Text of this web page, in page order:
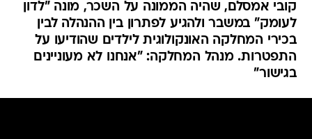
קובי אמסלם, שהיה הממונה על השכר, מונה "לדון
לעומק" במשבר ולהגיע לפתרון בין ההנהלה לבין
בכירי המחלקה האונקולוגית לילדים שהודיעו על
התפטרות. מנהל המחלקה: "אנחנו לא מעוניינים
בגישור"